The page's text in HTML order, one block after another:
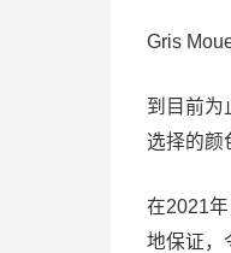
Gris
到目前为
选择的颜
在2021
地保证，